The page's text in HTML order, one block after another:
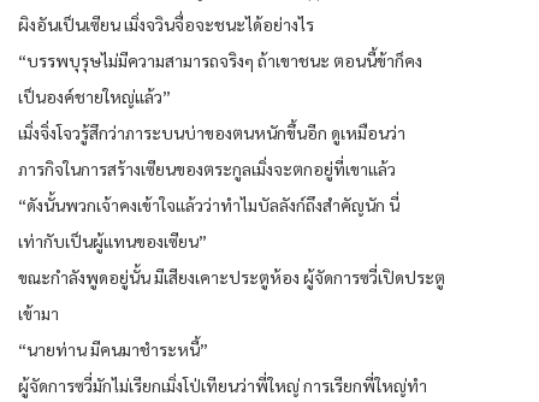
ผิงอันเป็นเซียน เมิ่งจวินจื่อจะชนะได้อย่างไร
“บรรพบุรุษไม่มีความสามารถจริงๆ ถ้าเขาชนะ ตอนนี้ข้าก็คง
เป็นองค์ชายใหญ่แล้ว”
เมิ่งจิ่งโจวรู้สึกว่าภาระบนบ่าของตนหนักขึ้นอีก ดูเหมือนว่า
ภารกิจในการสร้างเซียนของตระกูลเมิ่งจะตกอยู่ที่เขาแล้ว
“ดังนั้นพวกเจ้าคงเข้าใจแล้วว่าทำไมบัลลังก์ถึงสำคัญนัก นี่
เท่ากับเป็นผู้แทนของเซียน”
ขณะกำลังพูดอยู่นั้น มีเสียงเคาะประตูห้อง ผู้จัดการซวี่เปิดประตู
เข้ามา
“นายท่าน มีคนมาชำระหนี้”
ผู้จัดการซวี่มักไม่เรียกเมิ่งโป่เทียนว่าพี่ใหญ่ การเรียกพี่ใหญ่ทำ